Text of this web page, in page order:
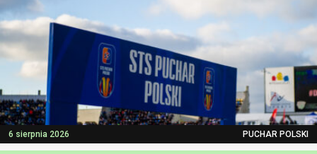
6 sierpnia 2026 PUCHAR POLSKI